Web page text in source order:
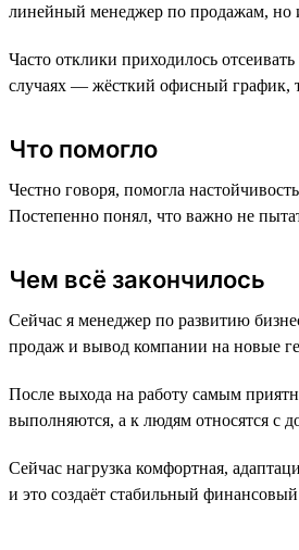
линейный менеджер по продажам, но
Часто отклики приходилось
случаях — жёсткий офисный график,
Что помогло
Честно говоря, помогла
Постепенно понял, что важно не
Чем всё закончилось
Сейчас я менеджер по развитию
продаж и вывод компании на новые
После выхода на работу самым
выполняются, а к людям относятся с
Сейчас нагрузка комфортная,
и это создаёт стабильный